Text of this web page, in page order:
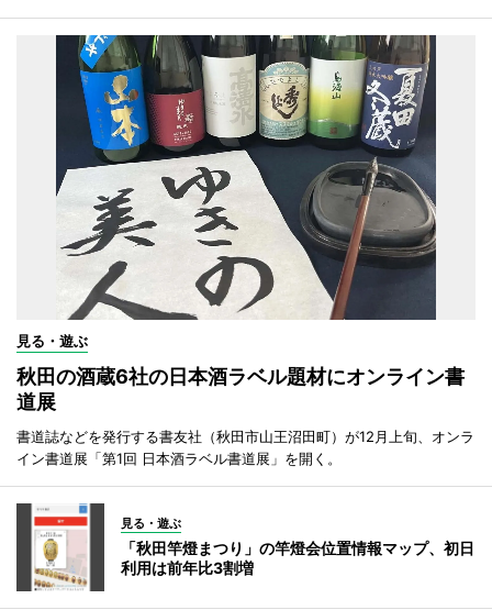
見る・遊ぶ
秋田の酒蔵6社の日本酒ラベル題材にオンライン書
道展
書道誌などを発行する書友社（秋田市山王沼田町）が12月上旬、オンラ
イン書道展「第1回 日本酒ラベル書道展」を開く。
見る・遊ぶ
「秋田竿燈まつり」の竿燈会位置情報マップ、初日
利用は前年比3割増